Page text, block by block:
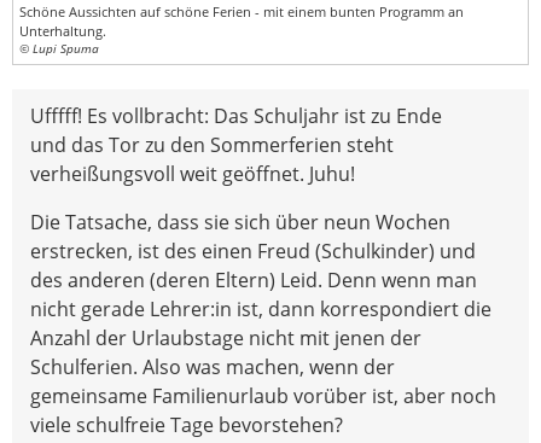
Schöne Aussichten auf schöne Ferien - mit einem bunten Programm an
Unterhaltung.
© Lupi Spuma
Ufffff! Es vollbracht: Das Schuljahr ist zu Ende
und das Tor zu den Sommerferien steht
verheißungsvoll weit geöffnet. Juhu!
Die Tatsache, dass sie sich über neun Wochen
erstrecken, ist des einen Freud (Schulkinder) und
des anderen (deren Eltern) Leid. Denn wenn man
nicht gerade Lehrer:in ist, dann korrespondiert die
Anzahl der Urlaubstage nicht mit jenen der
Schulferien. Also was machen, wenn der
gemeinsame Familienurlaub vorüber ist, aber noch
viele schulfreie Tage bevorstehen?